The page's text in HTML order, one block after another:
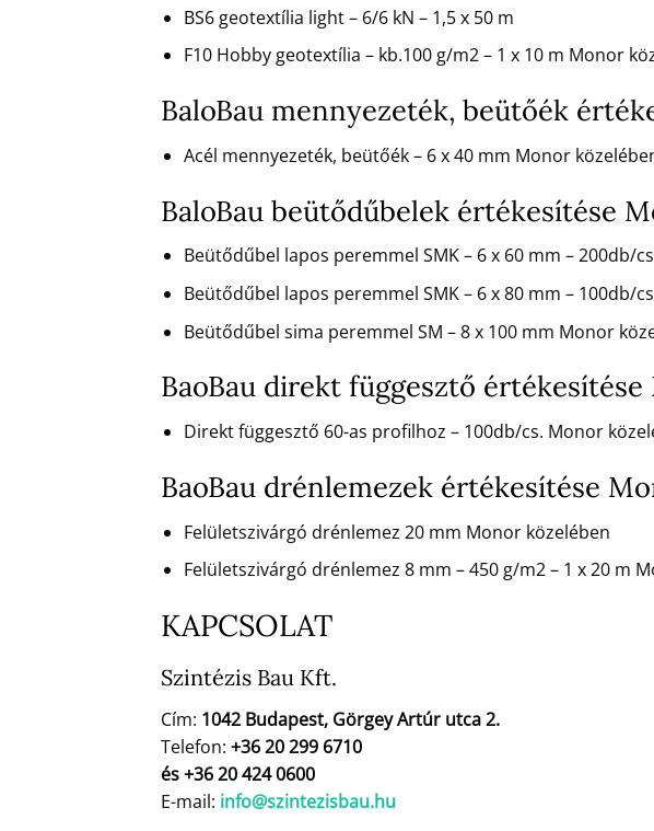
BS6 geotextília light – 6/6 kN – 1,5 x 50 m
F10 Hobby geotextília – kb.100 g/m2 – 1 x 10 m Monor
BaloBau mennyezeték, beütőék
Acél mennyezeték, beütőék – 6 x 40 mm Monor
BaloBau beütődűbelek értékesítése
Beütődűbel lapos peremmel SMK – 6 x 60 mm – 200db/
Beütődűbel lapos peremmel SMK – 6 x 80 mm – 100db/
Beütődűbel sima peremmel SM – 8 x 100 mm Monor
BaoBau direkt függesztő
Direkt függesztő 60-as profilhoz – 100db/cs. Monor
BaoBau drénlemezek értékesítése
Felületszivárgó drénlemez 20 mm Monor közelében
Felületszivárgó drénlemez 8 mm – 450 g/m2 – 1 x 20 m
KAPCSOLAT
Szintézis Bau Kft.
Cím: 1042 Budapest, Görgey Artúr utca 2.
Telefon: +36 20 299 6710
és +36 20 424 0600
E-mail: info@szintezisbau.hu